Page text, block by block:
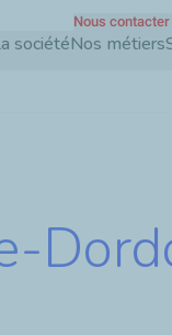
sociétéNos métiers
Nous contacter